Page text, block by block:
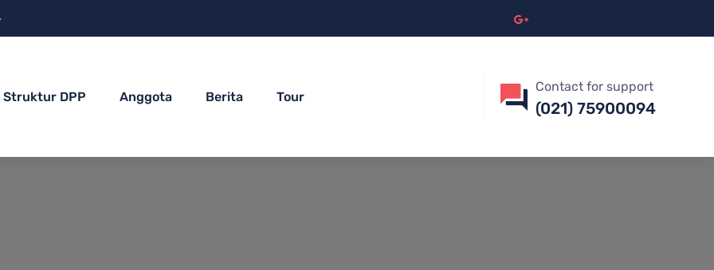
Struktur DPP Anggota Berita Tour
Contact for support
(021) 75900094